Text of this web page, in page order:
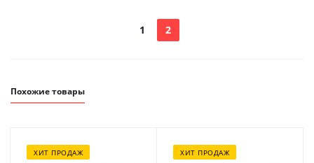
1 2
Похожие товары
ХИТ ПРОДАЖ ХИТ ПРОДАЖ